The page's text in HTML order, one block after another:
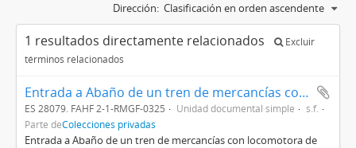
Dirección: Clasificación en orden ascendente
1 resultados directamente relacionados
Excluir
términos relacionados
Entrada a Abaño de un tren de mercancías con locomotora de vapor
ES 28079. FAHF 2-1-RMGF-0325 Unidad documental simple
s.f.
Parte deColecciones privadas
Entrada a Abaño de un tren de mercancías con locomotora de